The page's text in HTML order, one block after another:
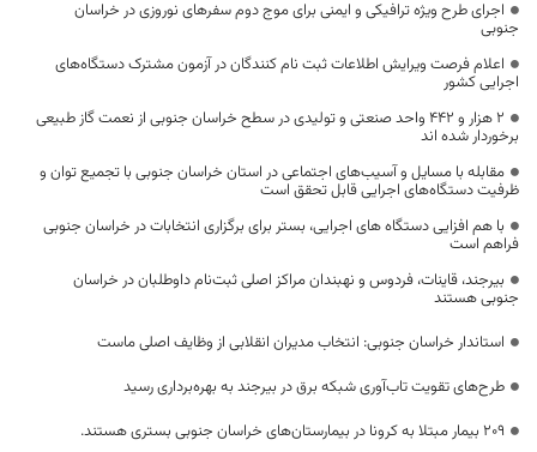
اجرای طرح ویژه ترافیکی و ایمنی برای موج دوم سفرهای نوروزی در خراسان
جنوبی
اعلام فرصت ویرایش اطلاعات ثبت نام کنندگان در آزمون مشترک دستگاه‌های
اجرایی کشور
2 هزار و 442 واحد صنعتی و تولیدی در سطح خراسان جنوبی از نعمت گاز طبیعی
برخوردار شده اند
مقابله با مسایل و آسیب‌های اجتماعی در استان خراسان جنوبی با تجمیع توان و
ظرفیت دستگاه‌های اجرایی قابل تحقق است
با هم افزایی دستگاه های اجرایی، بستر برای برگزاری انتخابات در خراسان جنوبی
فراهم است
بیرجند، قاینات، فردوس و نهبندان مراکز اصلی ثبت‌نام داوطلبان در خراسان
جنوبی هستند
استاندار خراسان جنوبی: انتخاب مدیران انقلابی از وظایف اصلی ماست
طرح‌های تقویت تاب‌آوری شبکه برق در بیرجند به بهره‌برداری رسید
۲۰۹ بیمار مبتلا به کرونا در بیمارستان‌های خراسان جنوبی بستری هستند.